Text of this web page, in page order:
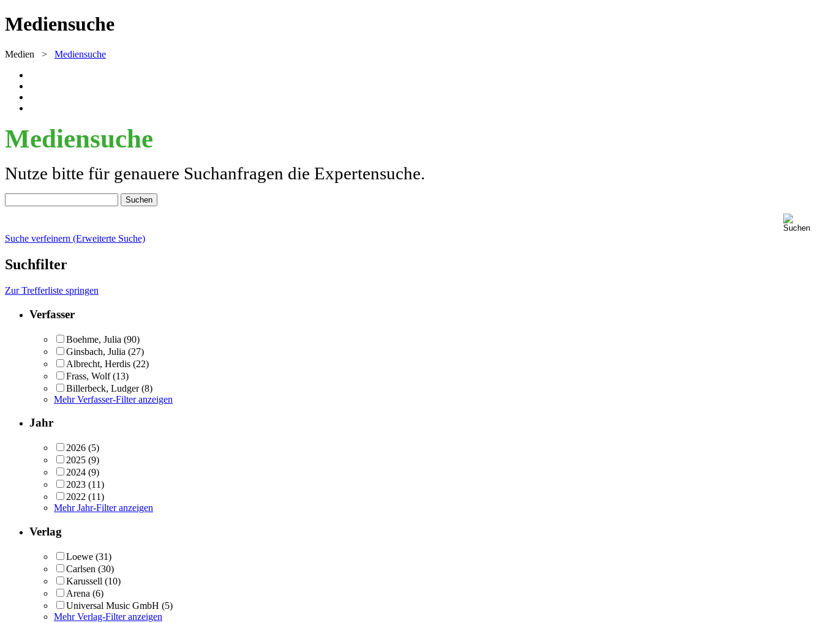
Mediensuche
Medien > Mediensuche
Mediensuche
Nutze bitte für genauere Suchanfragen die Expertensuche.
Suche verfeinern (Erweiterte Suche)
Suchfilter
Zur Trefferliste springen
Verfasser
Boehme, Julia (90)
Ginsbach, Julia (27)
Albrecht, Herdis (22)
Frass, Wolf (13)
Billerbeck, Ludger (8)
Mehr Verfasser-Filter anzeigen
Jahr
2026 (5)
2025 (9)
2024 (9)
2023 (11)
2022 (11)
Mehr Jahr-Filter anzeigen
Verlag
Loewe (31)
Carlsen (30)
Karussell (10)
Arena (6)
Universal Music GmbH (5)
Mehr Verlag-Filter anzeigen